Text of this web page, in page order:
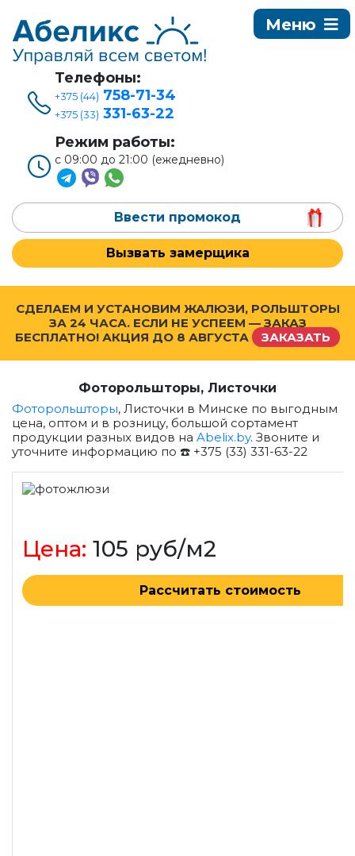
Телефоны:
+375 (44) 758-71-34
+375 (33) 331-63-22
Режим работы:
с 09:00 до 21:00 (ежедневно)
Ввести промокод
Вызвать замерщика
СДЕЛАЕМ И УСТАНОВИМ ЖАЛЮЗИ, РОЛЬШТОРЫ
ЗА 24 ЧАСА. ЕСЛИ НЕ УСПЕЕМ — ЗАКАЗ
БЕСПЛАТНО! АКЦИЯ ДО 8 АВГУСТА ЗАКАЗАТЬ
Фоторольшторы, Листочки
Фоторольшторы, Листочки в Минске по выгодным
цена, оптом и в розницу, большой сортамент
продукции разных видов на Abelix.by. Звоните и
уточните информацию по ☎️ +375 (33) 331-63-22
Цена: 105 руб/м2
Рассчитать стоимость